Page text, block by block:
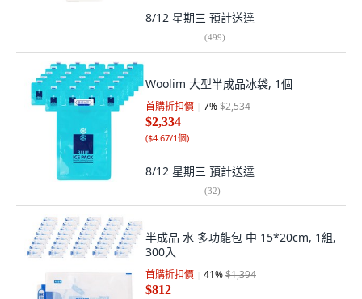
8/12 星期三 預計送達
(499)
Woolim 大型半成品冰袋, 1個
首購折扣價 7%$2,534
$2,334
($4.67/1個)
8/12 星期三 預計送達
(32)
半成品 水 多功能包 中 15*20cm, 1組,
300入
首購折扣價 41%$1,394
$812